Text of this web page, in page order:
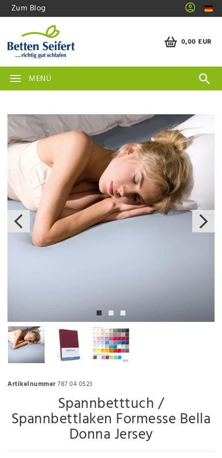
Zum Blog
0,00 EUR
MENÜ
Artikelnummer787 04 0523
Spannbetttuch /
Spannbettlaken Formesse Bella
Donna Jersey